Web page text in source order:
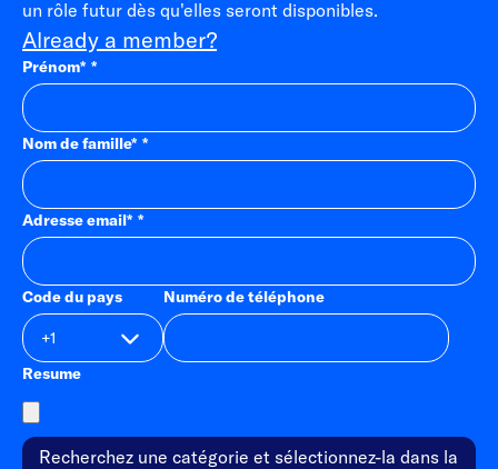
un rôle futur dès qu'elles seront disponibles.
Already a member?
Prénom*
Nom de famille*
Adresse email*
Code du pays Numéro de téléphone
Resume
Recherchez une catégorie et sélectionnez-la dans la